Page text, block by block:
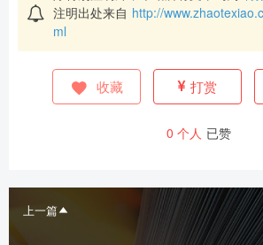
注明出处来自 http://
ml
收藏 打赏
0 个人 已赞
上一篇